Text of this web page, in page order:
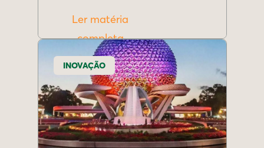
Ler matéria
completa
INOVAÇÃO